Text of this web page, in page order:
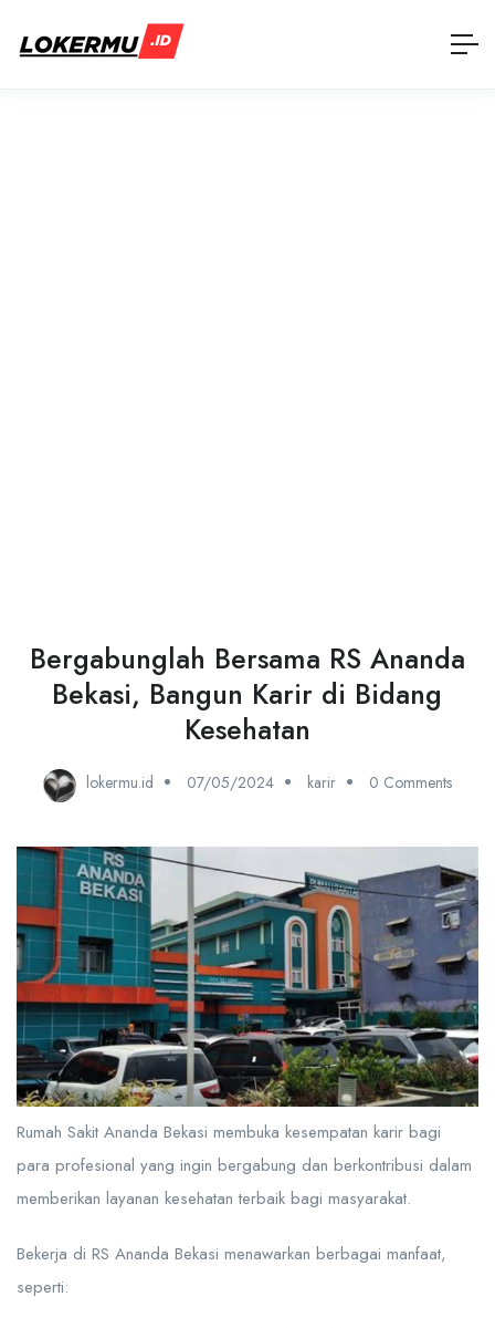
Bergabunglah Bersama RS Ananda
Bekasi, Bangun Karir di Bidang
Kesehatan
lokermu.id 07/05/2024 karir 0 Comments
Rumah Sakit Ananda Bekasi membuka kesempatan karir bagi
para profesional yang ingin bergabung dan berkontribusi dalam
memberikan layanan kesehatan terbaik bagi masyarakat.
Bekerja di RS Ananda Bekasi menawarkan berbagai manfaat,
seperti: